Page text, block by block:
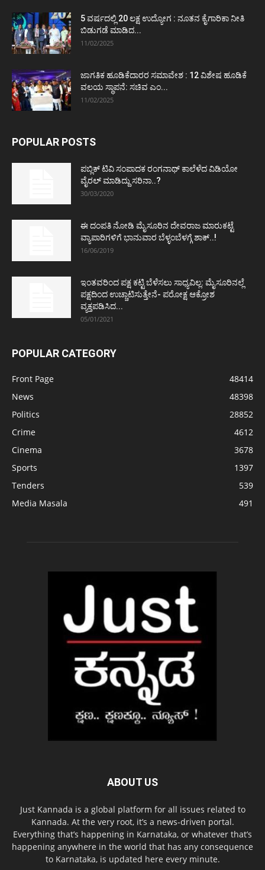
5 ವರ್ಷದಲ್ಲಿ 20 ಲಕ್ಷ ಉದ್ಯೋಗ : ನೂತನ ಕೈಗಾರಿಕಾ ನೀತಿ
ಬಿಡುಗಡೆ ಮಾಡಿದ...
11/02/2025
ಜಾಗತಿಕ ಹೂಡಿಕೆದಾರರ ಸಮಾವೇಶ : 12 ವಿಶೇಷ ಹೂಡಿಕೆ
ವಲಯ ಸ್ಥಾಪನೆ: ಸಚಿವ ಎಂ...
11/02/2025
POPULAR POSTS
ಪಬ್ಲಿಕ್ ಟಿವಿ ಸಂಪಾದಕ ರಂಗನಾಥ್ ಕಾಲೆಳೆದ ವಿಡಿಯೋ
ವೈರಲ್ ಮಾಡಿದ್ದು ಸರಿನಾ..?
30/03/2020
ಈ ದಂಪತಿ ನೋಡಿ ಮೈಸೂರಿನ ದೇವರಾಜ ಮಾರುಕಟ್ಟೆ
ವ್ಯಾಪಾರಿಗಳಿಗೆ ಭಾನುವಾರ ಬೆಳ್ಳಂಬೆಳಗ್ಗೆ ಶಾಕ್..!
16/06/2019
ಇಂತವರಿಂದ ಪಕ್ಷ ಕಟ್ಟಿ ಬೆಳೆಸಲು ಸಾಧ್ಯವಿಲ್ಲ: ಮೈಸೂರಿನಲ್ಲೆ
ಪಕ್ಷದಿಂದ ಉಚ್ಚಾಟಿಸುತ್ತೇನೆ- ಪರೋಕ್ಷ ಆಕ್ರೋಶ
ವ್ಯಕ್ತಪಡಿಸಿದ...
05/01/2021
POPULAR CATEGORY
Front Page
48414
News
48398
Politics
28852
Crime
4612
Cinema
3678
Sports
1397
Tenders
539
Media Masala
491
ABOUT US
Just Kannada is a global platform for all issues related to
Kannada. At the very root, it’s a news-driven portal.
Everything that’s happening in Karnataka, or whatever that’s
happening anywhere in the world that has any consequence
to Karnataka, is updated here every minute.